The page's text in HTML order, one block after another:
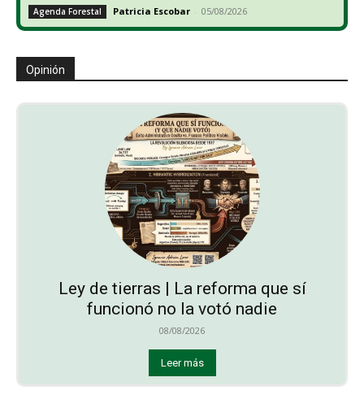
Agenda Forestal Patricia Escobar - 05/08/2026
Opinión
Ley de tierras | La reforma que sí
funcionó no la votó nadie
08/08/2026
Leer más